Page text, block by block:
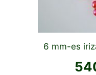
6 mm-es